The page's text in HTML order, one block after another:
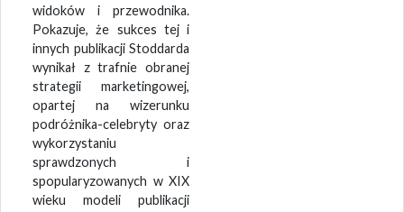
widoków i przewodnika.
Pokazuje, że sukces tej i
innych publikacji Stoddarda
wynikał z trafnie obranej
strategii marketingowej,
opartej na wizerunku
podróżnika-celebryty oraz
wykorzystaniu
sprawdzonych i
spopularyzowanych w XIX
wieku modeli publikacji